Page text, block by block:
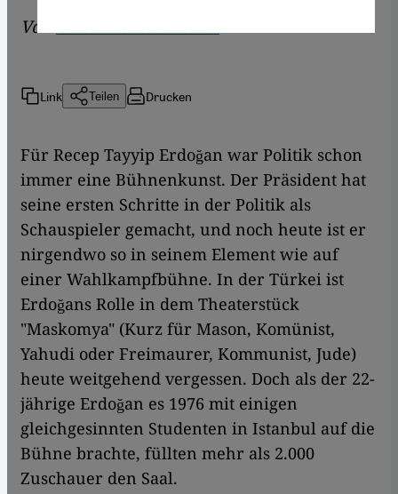
Von
Link Teilen Drucken
Für Recep Tayyip Erdoğan war Politik schon
immer eine Bühnenkunst. Der Präsident hat
seine ersten Schritte in der Politik als
Schauspieler gemacht, und noch heute ist er
nirgendwo so in seinem Element wie auf
einer Wahlkampfbühne. In der Türkei ist
Erdoğans Rolle in dem Theaterstück
"Maskomya" (Kurz für Mason, Komünist,
Yahudi oder Freimaurer, Kommunist, Jude)
heute weitgehend vergessen. Doch als der 22-
jährige Erdoğan es 1976 mit einigen
gleichgesinnten Studenten in Istanbul auf die
Bühne brachte, füllten mehr als 2.000
Zuschauer den Saal.